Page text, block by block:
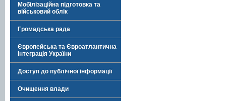
Мобілізаційна підготовка та
військовий облік
Громадська рада
Європейська та Євроатлантична
інтеграція України
Доступ до публічної інформації
Очищення влади